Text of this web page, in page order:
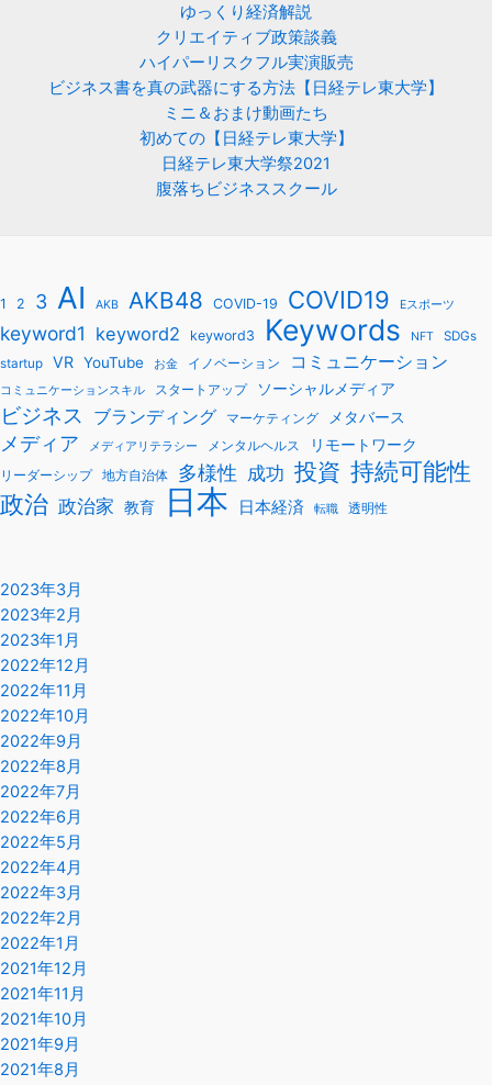
ゆっくり経済解説
クリエイティブ政策談義
ハイパーリスクフル実演販売
ビジネス書を真の武器にする方法【日経テレ東大学】
ミニ＆おまけ動画たち
初めての【日経テレ東大学】
日経テレ東大学祭2021
腹落ちビジネススクール
1 2 3 AI AKB AKB48 COVID-19 COVID19 Eスポーツ
keyword1 keyword2 keyword3 Keywords NFT
SDGs
startup
VR YouTube お金 イノベーション コミュニケーション
コミュニケーションスキル スタートアップ ソーシャルメディア
ビジネス ブランディング マーケティング メタバース
メディア メディアリテラシー メンタルヘルス リモートワーク
リーダーシップ 地方自治体 多様性 成功 投資 持続可能性
政治 政治家 教育 日本 日本経済 転職 透明性
2023年3月
2023年2月
2023年1月
2022年12月
2022年11月
2022年10月
2022年9月
2022年8月
2022年7月
2022年6月
2022年5月
2022年4月
2022年3月
2022年2月
2022年1月
2021年12月
2021年11月
2021年10月
2021年9月
2021年8月